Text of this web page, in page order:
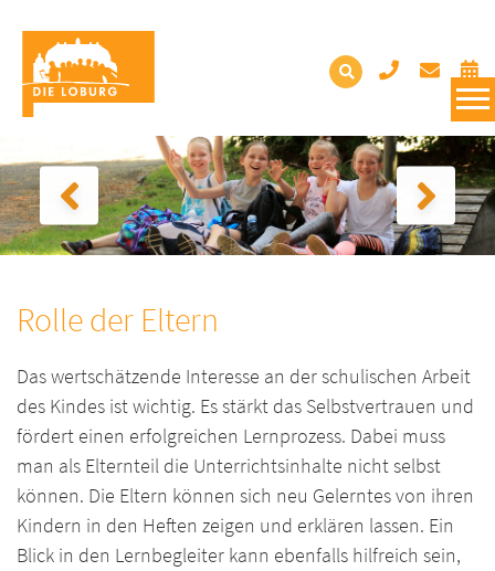
Rolle der Eltern
Das wertschätzende Interesse an der schulischen Arbeit
des Kindes ist wichtig. Es stärkt das Selbstvertrauen und
fördert einen erfolgreichen Lernprozess. Dabei muss
man als Elternteil die Unterrichtsinhalte nicht selbst
können. Die Eltern können sich neu Gelerntes von ihren
Kindern in den Heften zeigen und erklären lassen. Ein
Blick in den Lernbegleiter kann ebenfalls hilfreich sein,